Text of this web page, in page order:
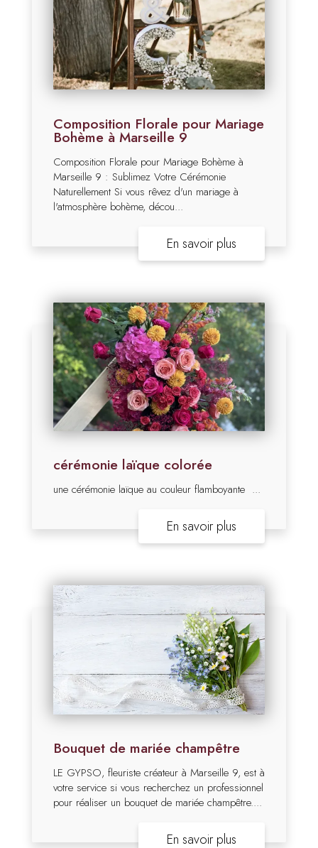
Composition Florale pour Mariage
Bohème à Marseille 9
Composition Florale pour Mariage Bohème à
Marseille 9 : Sublimez Votre Cérémonie
Naturellement Si vous rêvez d'un mariage à
l'atmosphère bohème, décou...
En savoir plus
cérémonie laïque colorée
une cérémonie laïque au couleur flamboyante ...
En savoir plus
Bouquet de mariée champêtre
LE GYPSO, fleuriste créateur à Marseille 9, est à
votre service si vous recherchez un professionnel
pour réaliser un bouquet de mariée champêtre....
En savoir plus